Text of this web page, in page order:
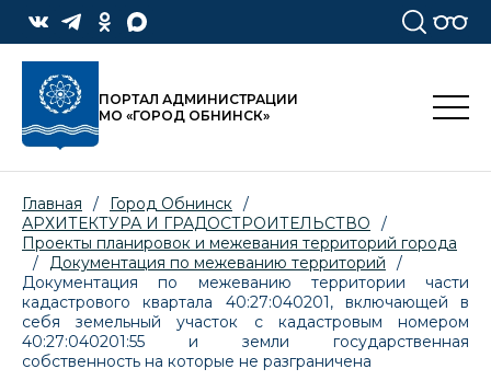
ПОРТАЛ АДМИНИСТРАЦИИ
МО «ГОРОД ОБНИНСК»
Главная / Город Обнинск /
АРХИТЕКТУРА И ГРАДОСТРОИТЕЛЬСТВО
/
Проекты планировок и межевания территорий города
/
Документация по межеванию территорий
/
Документация по межеванию территории части
кадастрового квартала 40:27:040201, включающей в
себя земельный участок с кадастровым номером
40:27:040201:55 и земли государственная
собственность на которые не разграничена